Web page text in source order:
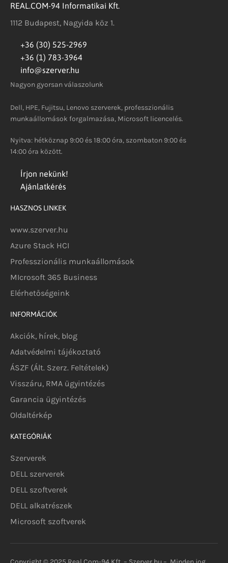
REAL.COM-94 Informatikai Kft.
1112 Budapest, Nagyida köz 1.
+36 (30) 525-2969
+36 (1) 783-3964
info@szerver.hu
Nagyon gyorsan válaszolunk
Dell, HPE, Fujitsu, Lenovo szerverek, professzionális
munkaállomások forgalmazása, Microsoft licencelés.
Nyitva: hétköznap 9:00 és 18:00 óra, szombaton 9:00 és
14:00 óra között.
Írjon nekünk!
Ajánlatkérés
HASZNOS LINKEK
www.szerver.hu
Azure Stack HCI
Professzionális munkaállomások
MIcrosoft 365 Business
Elérhetőségeink
INFORMÁCIÓK
Akciók, hírek, blog
Adatvédelmi tájékoztató
ÁSZF (Ált. Szerz. Feltételek)
Visszáru, RMA ügyintézés
Garancia ügyintézés
Oldaltérkép
KATEGÓRIÁK
Szerverek
DELL szerverek
DELL szoftverek
DELL alkatrészek
Microsoft szoftverek